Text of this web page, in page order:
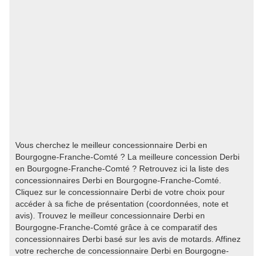
Vous cherchez le meilleur concessionnaire Derbi en
Bourgogne-Franche-Comté ? La meilleure concession Derbi
en Bourgogne-Franche-Comté ? Retrouvez ici la liste des
concessionnaires Derbi en Bourgogne-Franche-Comté.
Cliquez sur le concessionnaire Derbi de votre choix pour
accéder à sa fiche de présentation (coordonnées, note et
avis). Trouvez le meilleur concessionnaire Derbi en
Bourgogne-Franche-Comté grâce à ce comparatif des
concessionnaires Derbi basé sur les avis de motards. Affinez
votre recherche de concessionnaire Derbi en Bourgogne-